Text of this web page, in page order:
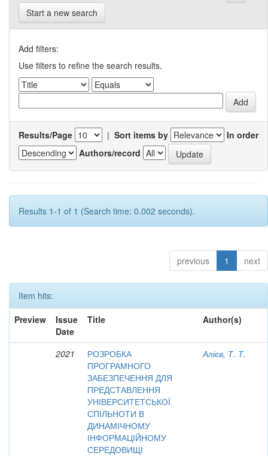
Start a new search
Add filters:
Use filters to refine the search results.
Results/Page | Sort items by
In order
Authors/record
Results 1-1 of 1 (Search time: 0.002 seconds).
previous 1 next
Item hits:
Preview
Issue
Date
Title Author(s)
2021
РОЗРОБКА
ПРОГРАМНОГО
ЗАБЕЗПЕЧЕННЯ ДЛЯ
ПРЕДСТАВЛЕННЯ
УНІВЕРСИТЕТСЬКОЇ
СПІЛЬНОТИ В
ДИНАМІЧНОМУ
ІНФОРМАЦІЙНОМУ
СЕРЕДОВИЩІ
Алієв, Т. Т.